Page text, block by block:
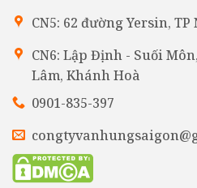
CN5: 62 đường Yersin,
CN6: Lập Định - Suối
Lâm, Khánh Hoà
0901-835-397